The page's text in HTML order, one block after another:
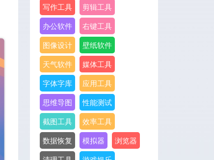
写作工具
剪辑工具
办公软件
右键工具
图像设计
壁纸软件
天气软件
媒体工具
字体字库
应用工具
思维导图
性能测试
截图工具
效率工具
数据恢复
模拟器
浏览器